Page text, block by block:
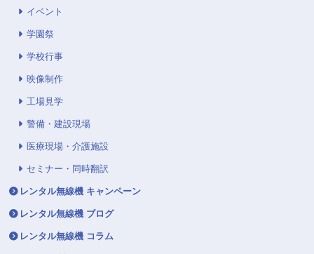
イベント
学園祭
学校行事
映像制作
工場見学
警備・建設現場
医療現場・介護施設
セミナー・同時翻訳
レンタル無線機 キャンペーン
レンタル無線機 ブログ
レンタル無線機 コラム